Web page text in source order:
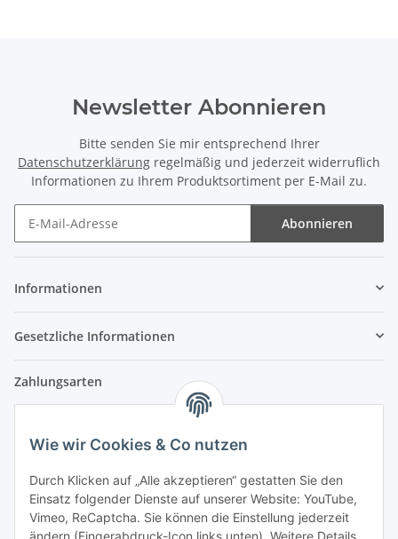
Wie wir Cookies & Co nutzen
Durch Klicken auf „Alle akzeptieren“ gestatten Sie den
Einsatz folgender Dienste auf unserer Website: YouTube,
Vimeo, ReCaptcha. Sie können die Einstellung jederzeit
Newsletter Abonnieren
Bitte senden Sie mir entsprechend Ihrer
Datenschutzerklärung regelmäßig und jederzeit widerruflich
Informationen zu Ihrem Produktsortiment per E-Mail zu.
Abonnieren
Informationen
Gesetzliche Informationen
Zahlungsarten
Versandpartner
Partner